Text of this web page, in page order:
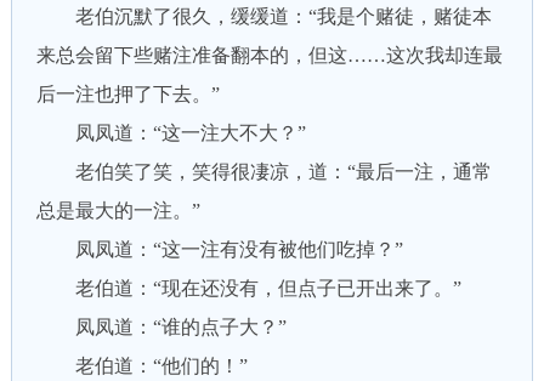
老伯沉默了很久，缓缓道：“我是个赌徒，赌徒本
来总会留下些赌注准备翻本的，但这……这次我却连最
后一注也押了下去。”
凤凤道：“这一注大不大？”
老伯笑了笑，笑得很凄凉，道：“最后一注，通常
总是最大的一注。”
凤凤道：“这一注有没有被他们吃掉？”
老伯道：“现在还没有，但点子已开出来了。”
凤凤道：“谁的点子大？”
老伯道：“他们的！”